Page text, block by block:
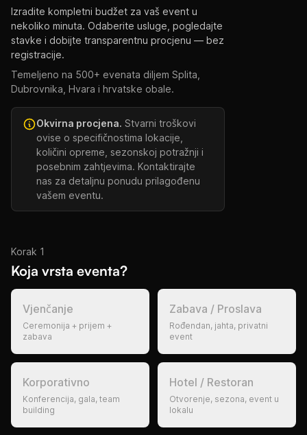
Izradite kompletni budžet za vaš event u
nekoliko minuta. Odaberite usluge, pogledajte
stavke i dobijte transparentnu procjenu — bez
registracije.
Temeljeno na 500+ evenata diljem Splita,
Dubrovnika, Hvara i hrvatske obale.
Okvirna procjena. Stvarni troškovi
ovise o specifičnostima lokacije,
količini opreme, sezonskoj potražnji i
posebnim zahtjevima. Kontaktirajte
nas za detaljnu ponudu prilagođenu
vašem eventu.
Korak 1
Koja vrsta eventa?
Vjenčanje
Ceremonija + prijem +
zabava
Zabava / Proslava
Rođendan, jahta, privatni
event
Korporativno
Konferencija, gala, team
building
Hotel / Restoran
Otvorenje, sezona, event u
lokalu